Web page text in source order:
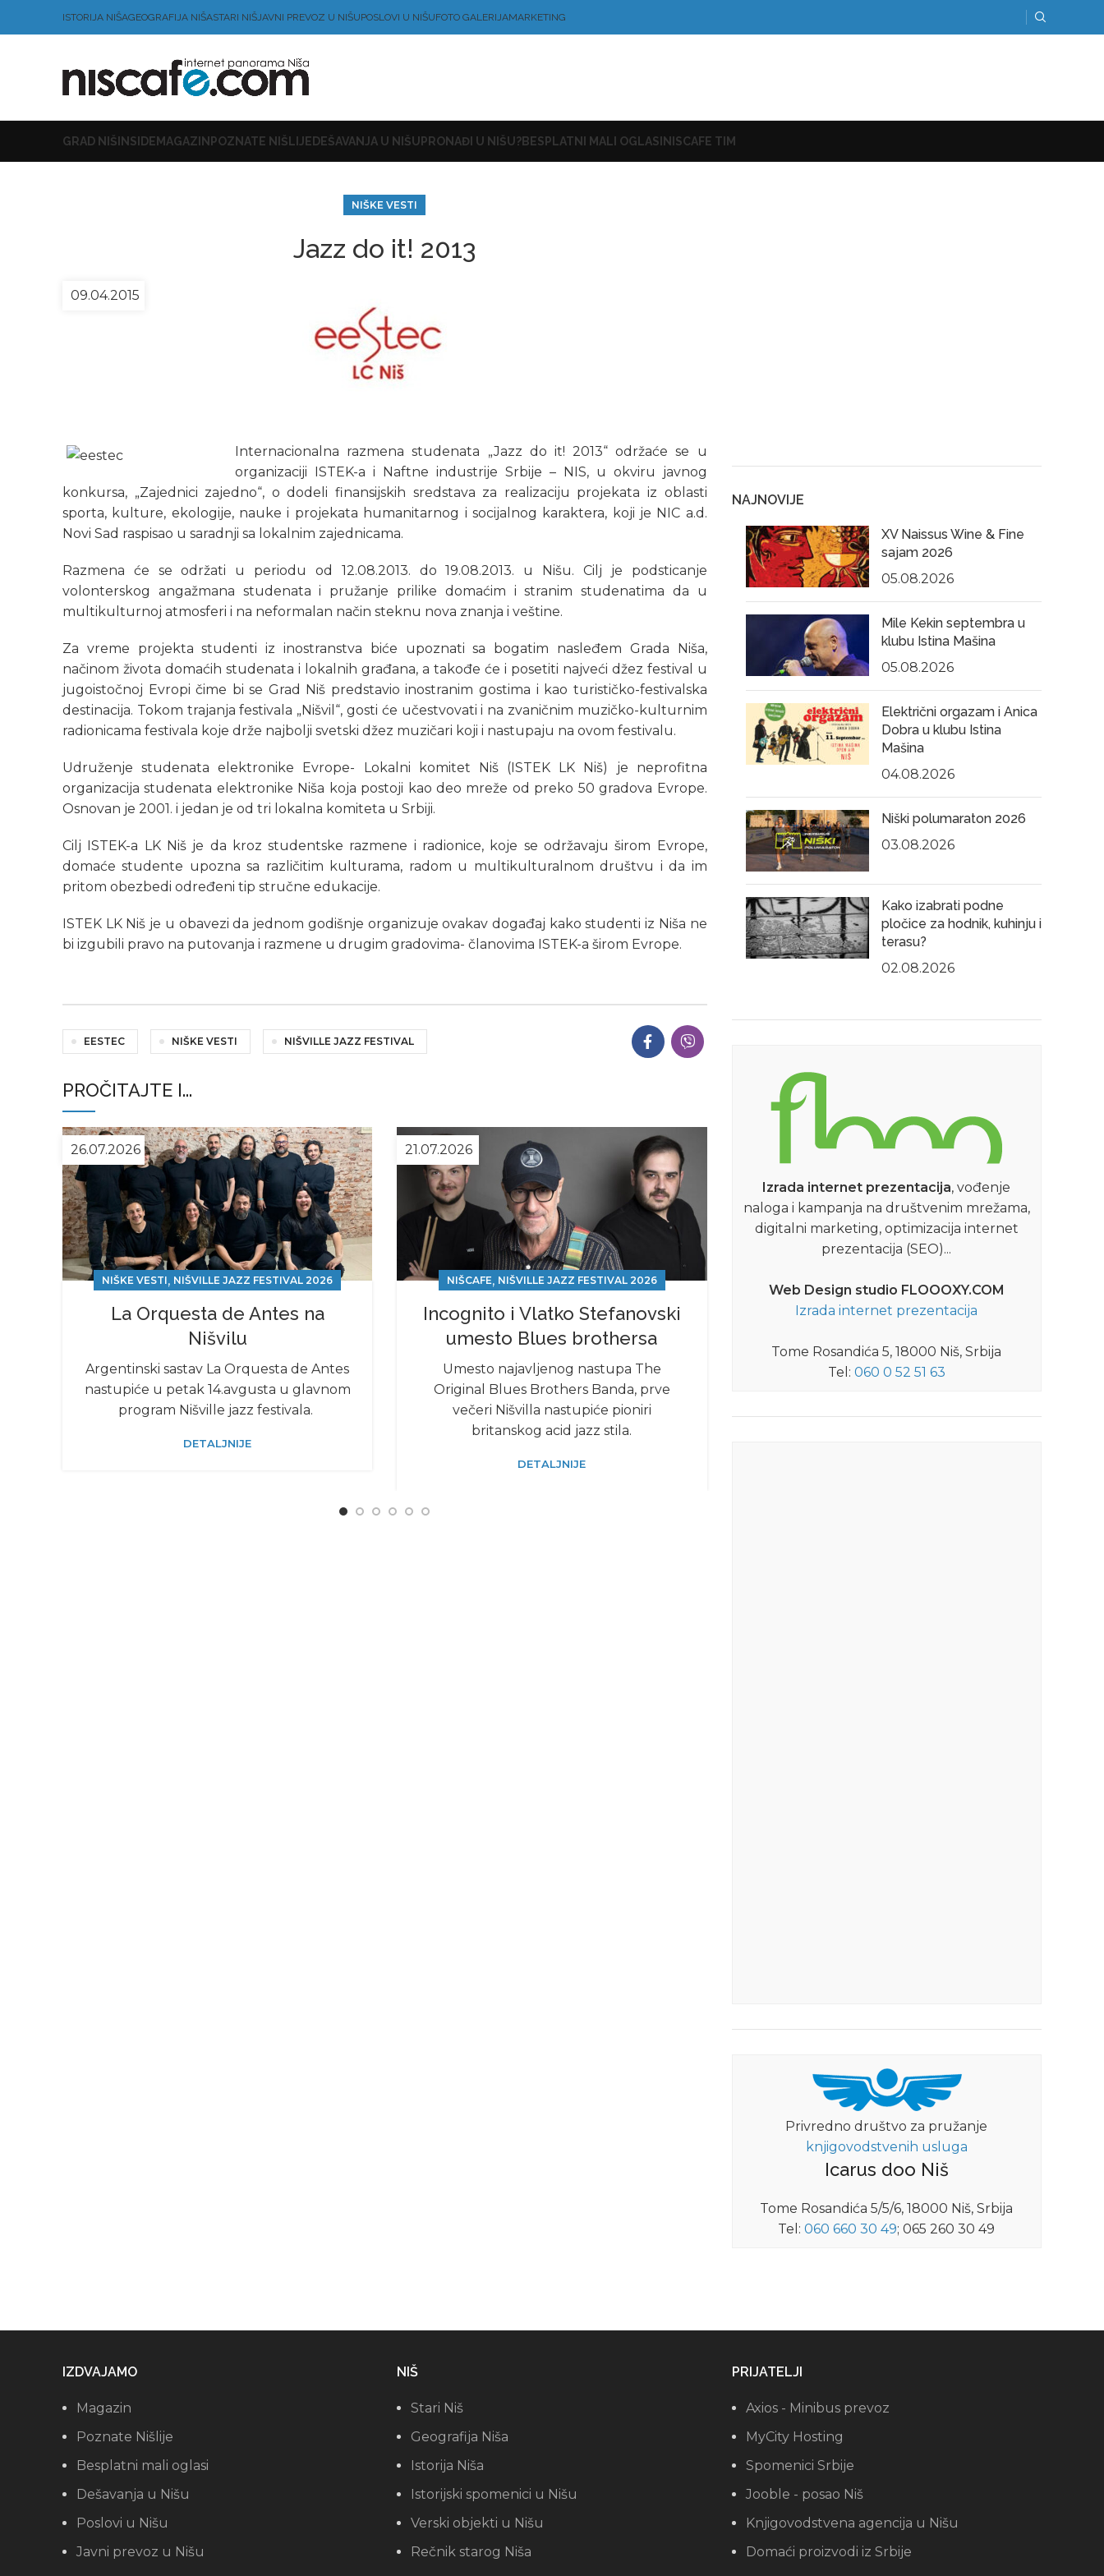
ISTORIJA NIŠAGEOGRAFIJA NIŠASTARI NIŠJAVNI PREVOZ U NIŠUPOSLOVI U NIŠUFOTO GALERIJAMARKETING
GRAD NIŠ INSIDE MAGAZIN POZNATE NIŠLIJE DEŠAVANJA U NIŠU PRONAĐI U NIŠU?BESPLATNI MALI OGLASI NISCAFE TIM
NIŠKE VESTI
Jazz do it! 2013
09.04.2015
Internacionalna razmena studenata „Jazz do it! 2013“ održaće se u
organizaciji ISTEK-a i Naftne industrije Srbije – NIS, u okviru javnog
konkursa, „Zajednici zajedno“, o dodeli finansijskih sredstava za realizaciju projekata iz oblasti
sporta, kulture, ekologije, nauke i projekata humanitarnog i socijalnog karaktera, koji je NIC a.d.
Novi Sad raspisao u saradnji sa lokalnim zajednicama.
Razmena će se održati u periodu od 12.08.2013. do 19.08.2013. u Nišu. Cilj je podsticanje
volonterskog angažmana studenata i pružanje prilike domaćim i stranim studenatima da u
multikulturnoj atmosferi i na neformalan način steknu nova znanja i veštine.
Za vreme projekta studenti iz inostranstva biće upoznati sa bogatim nasleđem Grada Niša,
načinom života domaćih studenata i lokalnih građana, a takođe će i posetiti najveći džez festival u
jugoistočnoj Evropi čime bi se Grad Niš predstavio inostranim gostima i kao turističko-festivalska
destinacija. Tokom trajanja festivala „Nišvil“, gosti će učestvovati i na zvaničnim muzičko-kulturnim
radionicama festivala koje drže najbolji svetski džez muzičari koji i nastupaju na ovom festivalu.
Udruženje studenata elektronike Evrope- Lokalni komitet Niš (ISTEK LK Niš) je neprofitna
organizacija studenata elektronike Niša koja postoji kao deo mreže od preko 50 gradova Evrope.
Osnovan je 2001. i jedan je od tri lokalna komiteta u Srbiji.
Cilj ISTEK-a LK Niš je da kroz studentske razmene i radionice, koje se održavaju širom Evrope,
domaće studente upozna sa različitim kulturama, radom u multikulturalnom društvu i da im
pritom obezbedi određeni tip stručne edukacije.
ISTEK LK Niš je u obavezi da jednom godišnje organizuje ovakav događaj kako studenti iz Niša ne
bi izgubili pravo na putovanja i razmene u drugim gradovima- članovima ISTEK-a širom Evrope.
EESTEC NIŠKE VESTI NIŠVILLE JAZZ FESTIVAL
PROČITAJTE I...
26.07.2026
NIŠKE VESTI, NIŠVILLE JAZZ FESTIVAL 2026
La Orquesta de Antes na
Nišvilu
Argentinski sastav La Orquesta de Antes
nastupiće u petak 14.avgusta u glavnom
program Nišville jazz festivala.
DETALJNIJE
21.07.2026
NIŠCAFE, NIŠVILLE JAZZ FESTIVAL 2026
Incognito i Vlatko Stefanovski
umesto Blues brothersa
Umesto najavljenog nastupa The
Original Blues Brothers Banda, prve
večeri Nišvilla nastupiće pioniri
britanskog acid jazz stila.
DETALJNIJE
Trio Afro Gitano na Nišville
Trio Afro Gitano koji čine Baba Sisoko,
NAJNOVIJE
XV Naissus Wine & Fine
sajam 2026
05.08.2026
Mile Kekin septembra u
klubu Istina Mašina
05.08.2026
Električni orgazam i Anica
Dobra u klubu Istina
Mašina
04.08.2026
Niški polumaraton 2026
03.08.2026
Kako izabrati podne
pločice za hodnik, kuhinju i
terasu?
02.08.2026
Izrada internet prezentacija, vođenje
naloga i kampanja na društvenim mrežama,
digitalni marketing, optimizacija internet
prezentacija (SEO)...
Web Design studio FLOOOXY.COM
Izrada internet prezentacija
Tome Rosandića 5, 18000 Niš, Srbija
Tel: 060 0 52 51 63
Privredno društvo za pružanje
knjigovodstvenih usluga
Icarus doo Niš
Tome Rosandića 5/5/6, 18000 Niš, Srbija
Tel:060 660 30 49; 065 260 30 49
IZDVAJAMO
Magazin
Poznate Nišlije
Besplatni mali oglasi
Dešavanja u Nišu
Poslovi u Nišu
Javni prevoz u Nišu
NIŠ
Stari Niš
Geografija Niša
Istorija Niša
Istorijski spomenici u Nišu
Verski objekti u Nišu
Rečnik starog Niša
PRIJATELJI
Axios - Minibus prevoz
MyCity Hosting
Spomenici Srbije
Jooble - posao Niš
Knjigovodstvena agencija u Nišu
Domaći proizvodi iz Srbije